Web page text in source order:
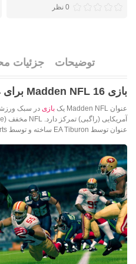
0 نظر
توضیحات جزئیات
بازی Madden NFL 16 برای PS4
عنوان Madden NFL یک بازی در سبک
عنوان توسط EA Tiburon ساخته و توسط EA Sports منتشر شده است